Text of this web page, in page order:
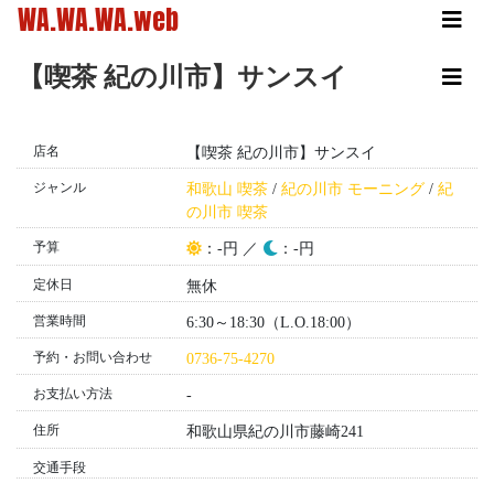
WA.WA.WA.web
【喫茶 紀の川市】サンスイ
店名 【喫茶 紀の川市】サンスイ
ジャンル 和歌山 喫茶 /紀の川市 モーニング /紀
の川市 喫茶
予算 昼：-円 ／ 夜：-円
定休日 無休
営業時間 6:30～18:30（L.O.18:00）
予約・お問い合わせ 0736-75-4270
お支払い方法 -
住所 和歌山県紀の川市藤崎241
交通手段